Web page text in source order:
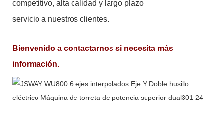
competitivo, alta calidad y largo plazo
servicio a nuestros clientes.
Bienvenido a contactarnos si necesita más
información.